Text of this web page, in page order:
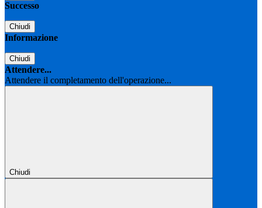
Successo
Chiudi
Informazione
Chiudi
Attendere...
Attendere il completamento dell'operazione...
Chiudi